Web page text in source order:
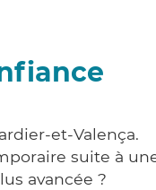
et-Valença.
suite à
avancée ?